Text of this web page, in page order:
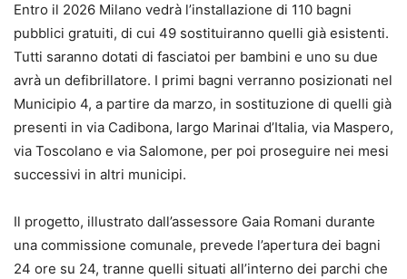
Entro il 2026 Milano vedrà l’installazione di 110 bagni
pubblici gratuiti, di cui 49 sostituiranno quelli già esistenti.
Tutti saranno dotati di fasciatoi per bambini e uno su due
avrà un defibrillatore. I primi bagni verranno posizionati nel
Municipio 4, a partire da marzo, in sostituzione di quelli già
presenti in via Cadibona, largo Marinai d’Italia, via Maspero,
via Toscolano e via Salomone, per poi proseguire nei mesi
successivi in altri municipi.
Il progetto, illustrato dall’assessore Gaia Romani durante
una commissione comunale, prevede l’apertura dei bagni
24 ore su 24, tranne quelli situati all’interno dei parchi che